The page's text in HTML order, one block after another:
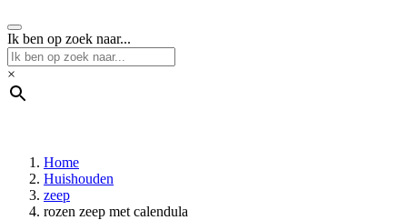
Ik ben op zoek naar...
×
Home
Huishouden
zeep
rozen zeep met calendula